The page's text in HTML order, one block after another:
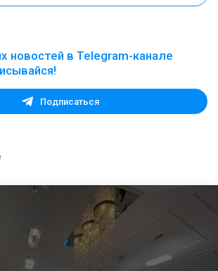
новостей в Telegram-канале
Подписаться